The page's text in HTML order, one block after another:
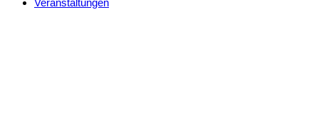
Veranstaltungen